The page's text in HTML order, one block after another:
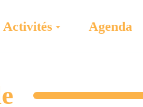
Activités Agenda